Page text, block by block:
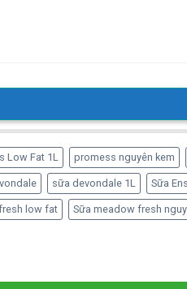
Low Fat 1L promess nguyên kem
sữa devondale 1L Sữa
low fat Sữa meadow fresh